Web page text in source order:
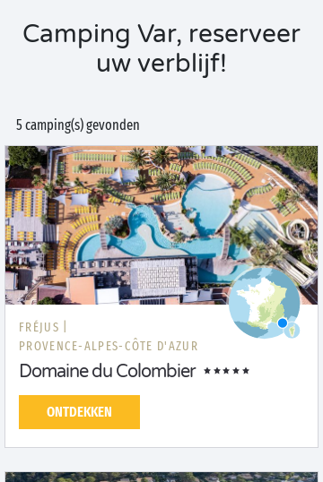
Camping Var, reserveer
uw verblijf!
5 camping(s) gevonden
FRÉJUS |
PROVENCE-ALPES-CÔTE D'AZUR
Domaine du Colombier
ONTDEKKEN